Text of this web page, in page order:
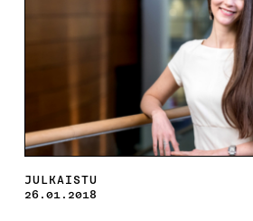
JULKAISTU
26.01.2018